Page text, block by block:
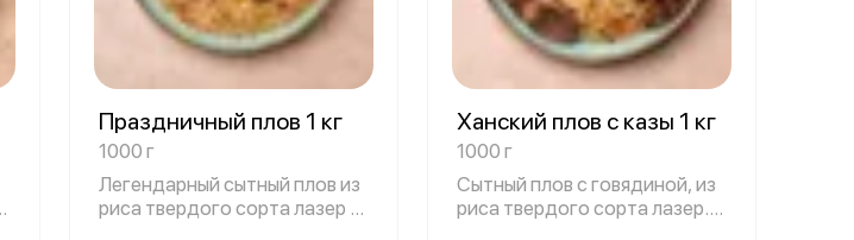
Праздничный плов 1 кг
1000 г
Легендарный сытный плов из
риса твердого сорта лазер с
Ханский плов с казы 1 кг
1000 г
Сытный плов с говядиной, из
риса твердого сорта лазер.